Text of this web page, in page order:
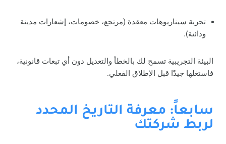
تجربة سيناريوهات معقدة (مرتجع، خصومات، إشعارات مدينة
ودائنة).
البيئة التجريبية تسمح لك بالخطأ والتعديل دون أي تبعات قانونية،
فاستغلها جيدًا قبل الإطلاق الفعلي.
سابعاً: معرفة التاريخ المحدد
لربط شركتك